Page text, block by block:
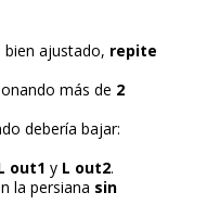
bien ajustado, repite
más de 2
debería bajar:
out1 y L out2.
la persiana sin